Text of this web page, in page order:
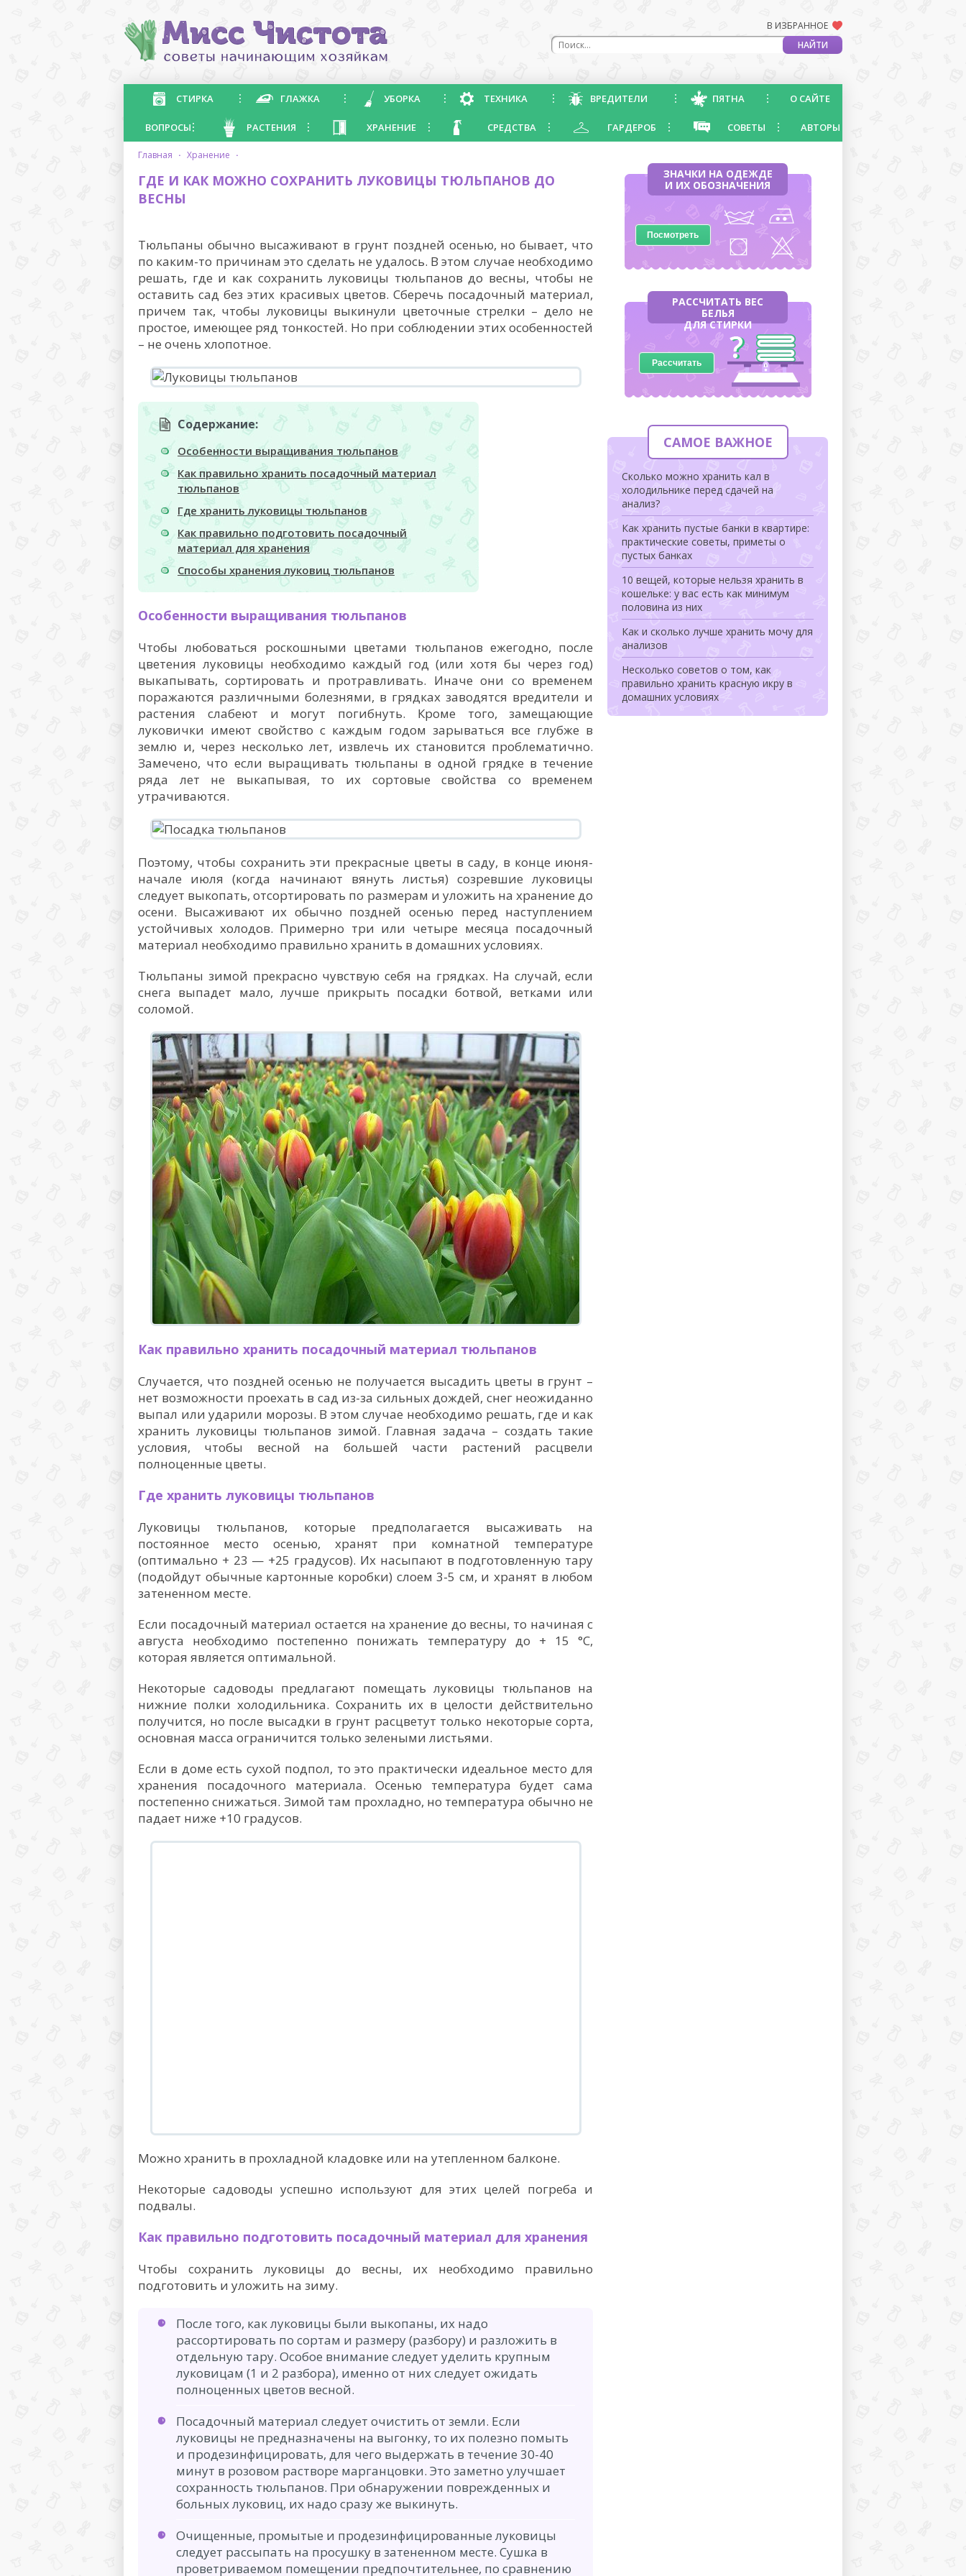
В ИЗБРАННОЕ
СТИРКА ГЛАЖКА УБОРКА ТЕХНИКА ВРЕДИТЕЛИ ПЯТНА О САЙТЕ
ВОПРОСЫ РАСТЕНИЯ ХРАНЕНИЕ СРЕДСТВА ГАРДЕРОБ СОВЕТЫ АВТОРЫ
главная · хранение ·
ГДЕ И КАК МОЖНО СОХРАНИТЬ ЛУКОВИЦЫ ТЮЛЬПАНОВ ДО
ВЕСНЫ
Тюльпаны обычно высаживают в грунт поздней осенью, но бывает, что
по каким-то причинам это сделать не удалось. В этом случае необходимо
решать, где и как сохранить луковицы тюльпанов до весны, чтобы не
оставить сад без этих красивых цветов. Сберечь посадочный материал,
причем так, чтобы луковицы выкинули цветочные стрелки – дело не
простое, имеющее ряд тонкостей. Но при соблюдении этих особенностей
– не очень хлопотное.
Содержание:
Особенности выращивания тюльпанов
Как правильно хранить посадочный материал
тюльпанов
Где хранить луковицы тюльпанов
Как правильно подготовить посадочный
материал для хранения
Способы хранения луковиц тюльпанов
Особенности выращивания тюльпанов
Чтобы любоваться роскошными цветами тюльпанов ежегодно, после
цветения луковицы необходимо каждый год (или хотя бы через год)
выкапывать, сортировать и протравливать. Иначе они со временем
поражаются различными болезнями, в грядках заводятся вредители и
растения слабеют и могут погибнуть. Кроме того, замещающие
луковички имеют свойство с каждым годом зарываться все глубже в
землю и, через несколько лет, извлечь их становится проблематично.
Замечено, что если выращивать тюльпаны в одной грядке в течение
ряда лет не выкапывая, то их сортовые свойства со временем
утрачиваются.
Поэтому, чтобы сохранить эти прекрасные цветы в саду, в конце июня-
начале июля (когда начинают вянуть листья) созревшие луковицы
следует выкопать, отсортировать по размерам и уложить на хранение до
осени. Высаживают их обычно поздней осенью перед наступлением
устойчивых холодов. Примерно три или четыре месяца посадочный
материал необходимо правильно хранить в домашних условиях.
Тюльпаны зимой прекрасно чувствую себя на грядках. На случай, если
снега выпадет мало, лучше прикрыть посадки ботвой, ветками или
соломой.
Как правильно хранить посадочный материал тюльпанов
Случается, что поздней осенью не получается высадить цветы в грунт –
нет возможности проехать в сад из-за сильных дождей, снег неожиданно
выпал или ударили морозы. В этом случае необходимо решать, где и как
хранить луковицы тюльпанов зимой. Главная задача – создать такие
условия, чтобы весной на большей части растений расцвели
полноценные цветы.
Где хранить луковицы тюльпанов
Луковицы тюльпанов, которые предполагается высаживать на
постоянное место осенью, хранят при комнатной температуре
(оптимально + 23 — +25 градусов). Их насыпают в подготовленную тару
(подойдут обычные картонные коробки) слоем 3-5 см, и хранят в любом
затененном месте.
Если посадочный материал остается на хранение до весны, то начиная с
августа необходимо постепенно понижать температуру до + 15 °С,
которая является оптимальной.
Некоторые садоводы предлагают помещать луковицы тюльпанов на
нижние полки холодильника. Сохранить их в целости действительно
получится, но после высадки в грунт расцветут только некоторые сорта,
основная масса ограничится только зелеными листьями.
Если в доме есть сухой подпол, то это практически идеальное место для
хранения посадочного материала. Осенью температура будет сама
постепенно снижаться. Зимой там прохладно, но температура обычно не
падает ниже +10 градусов.
Можно хранить в прохладной кладовке или на утепленном балконе.
Некоторые садоводы успешно используют для этих целей погреба и
подвалы.
Как правильно подготовить посадочный материал для хранения
Чтобы сохранить луковицы до весны, их необходимо правильно
подготовить и уложить на зиму.
После того, как луковицы были выкопаны, их надо
рассортировать по сортам и размеру (разбору) и разложить в
отдельную тару. Особое внимание следует уделить крупным
луковицам (1 и 2 разбора), именно от них следует ожидать
полноценных цветов весной.
Посадочный материал следует очистить от земли. Если
луковицы не предназначены на выгонку, то их полезно помыть
и продезинфицировать, для чего выдержать в течение 30-40
минут в розовом растворе марганцовки. Это заметно улучшает
сохранность тюльпанов. При обнаружении поврежденных и
больных луковиц, их надо сразу же выкинуть.
Очищенные, промытые и продезинфицированные луковицы
следует рассыпать на просушку в затененном месте. Сушка в
проветриваемом помещении предпочтительнее, по сравнению
ЗНАЧКИ НА ОДЕЖДЕ
И ИХ ОБОЗНАЧЕНИЯ
Посмотреть
РАССЧИТАТЬ ВЕС
БЕЛЬЯ
ДЛЯ СТИРКИ
Рассчитать
САМОЕ ВАЖНОЕ
Сколько можно хранить кал в
холодильнике перед сдачей на
анализ?
Как хранить пустые банки в квартире:
практические советы, приметы о
пустых банках
10 вещей, которые нельзя хранить в
кошельке: у вас есть как минимум
половина из них
Как и сколько лучше хранить мочу для
анализов
Несколько советов о том, как
правильно хранить красную икру в
домашних условиях